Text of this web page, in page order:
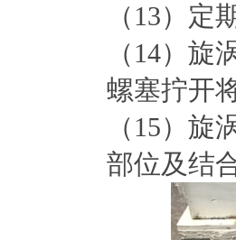
（13）
（14）
螺塞拧开
（15）
部位及结